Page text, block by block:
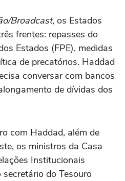
Broadcast, os Estados
frentes: repasses do
Estados (FPE), medidas
de precatórios. Haddad
conversar com bancos
de dívidas dos
com Haddad, além de
os ministros da Casa
Institucionais
do Tesouro